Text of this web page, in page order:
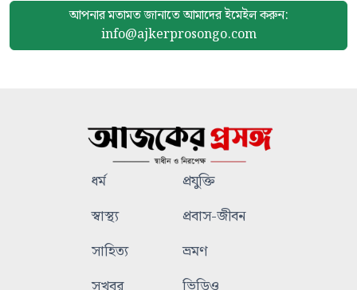
আপনার মতামত জানাতে আমাদেরইমেইল করুন:
info@ajkerprosongo.com
ধর্ম
প্রযুক্তি
স্বাস্থ্য
প্রবাস-জীবন
সাহিত্য
ভ্রমণ